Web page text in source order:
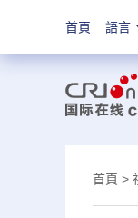
首頁 語言
首頁 >